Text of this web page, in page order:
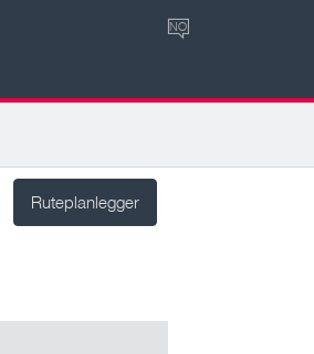
NO
Ruteplanlegger